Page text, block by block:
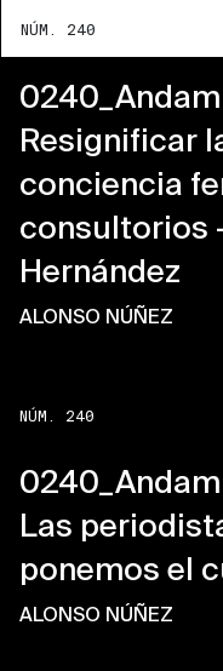
NÚM. 240
Resignificar
conciencia
consultorios
Hernández
ALONSO NÚÑEZ
NÚM. 240
Las
ponemos el
ALONSO NÚÑEZ